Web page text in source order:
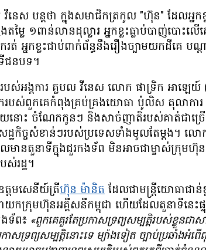
វីនេស បន្ត​ថា ក្នុង​សមាជិក​ត្រកូល "ហ៊ុន" ដែល​អ្នក​ខ្
ម្លៃ ១​ពាន់​លាន​ដុល្លារ អ្នក​ខ្លះ​ធ្លាប់​បាញ់បោះ​លើ​
រត់ អ្នក​ខ្លះ​ជាប់​ពាក់ព័ន្ធ​នឹង​រឿង​ច្បាម​យក​ដី​គេ ប
ជនបទ។
បស់​អង្គការ គ្លបល វីនេស លោក ផាទ្រិក អាឡ
របស់​ពួកគេ​កំពុង​គ្រប់គ្រង​យោធា ប៉ូលិស តុលាការ រ
នោះ ចំណែក​កូនៗ និង​សាច់ញាតិ​របស់​គាត់​ជា​ច្រ
ដ្ឋកិច្ច​សំខាន់ៗ​របស់​ប្រទេស​ទាំង​មូល​តែម្តង។ ល
ាន​តួនាទី​ក្នុង​ជួរ​កងទ័ព មិន​អាច​ជា​ម្ចាស់​ក្រុមហ៊ុ
ស់​រដ្ឋ។
ដមសេនីយ៍ត្រីហ៊ុន ម៉ានិត ដែល​ជា​មន្ត្រី​យោធា​ជ
ាយក​ក្រុមហ៊ុន​អគ្គីសនី​កម្ពុជា ហើយ​ដែល​តួនាទី​នេះ​ផ្
ងទ័ព៖ «ពួកគេ​គួរ​តែ​ប្រកាស​ទ្រព្យសម្បត្តិ​របស់​ខ្លួន​ជ
ស​ទ្រព្យសម្បត្តិ​នោះ​ទេ ម្យ៉ាង​ទៀត ច្បាប់​ប្រឆាំង​អំ